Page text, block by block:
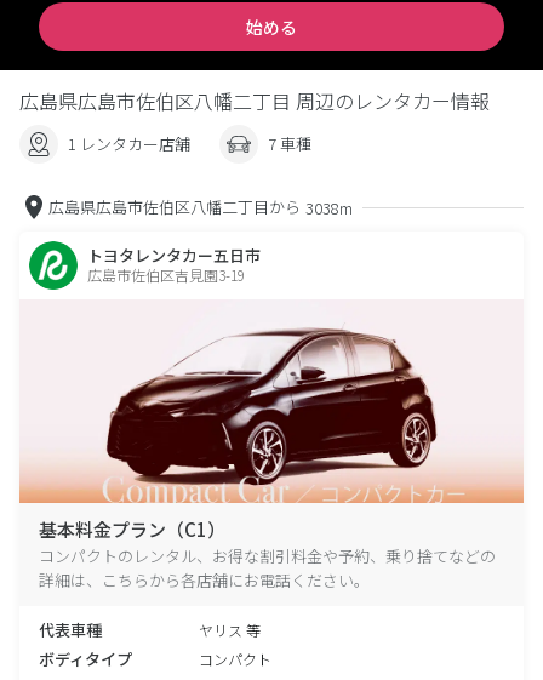
始める
広島県広島市佐伯区八幡二丁目 周辺のレンタカー情報
1 レンタカー店舗 7 車種
広島県広島市佐伯区八幡二丁目から 3038m
トヨタレンタカー五日市
広島市佐伯区吉見園3-19
基本料金プラン（C1）
コンパクトのレンタル、お得な割引料金や予約、乗り捨てなどの
詳細は、こちらから各店舗にお電話ください。
代表車種 ヤリス 等
ボディタイプ コンパクト